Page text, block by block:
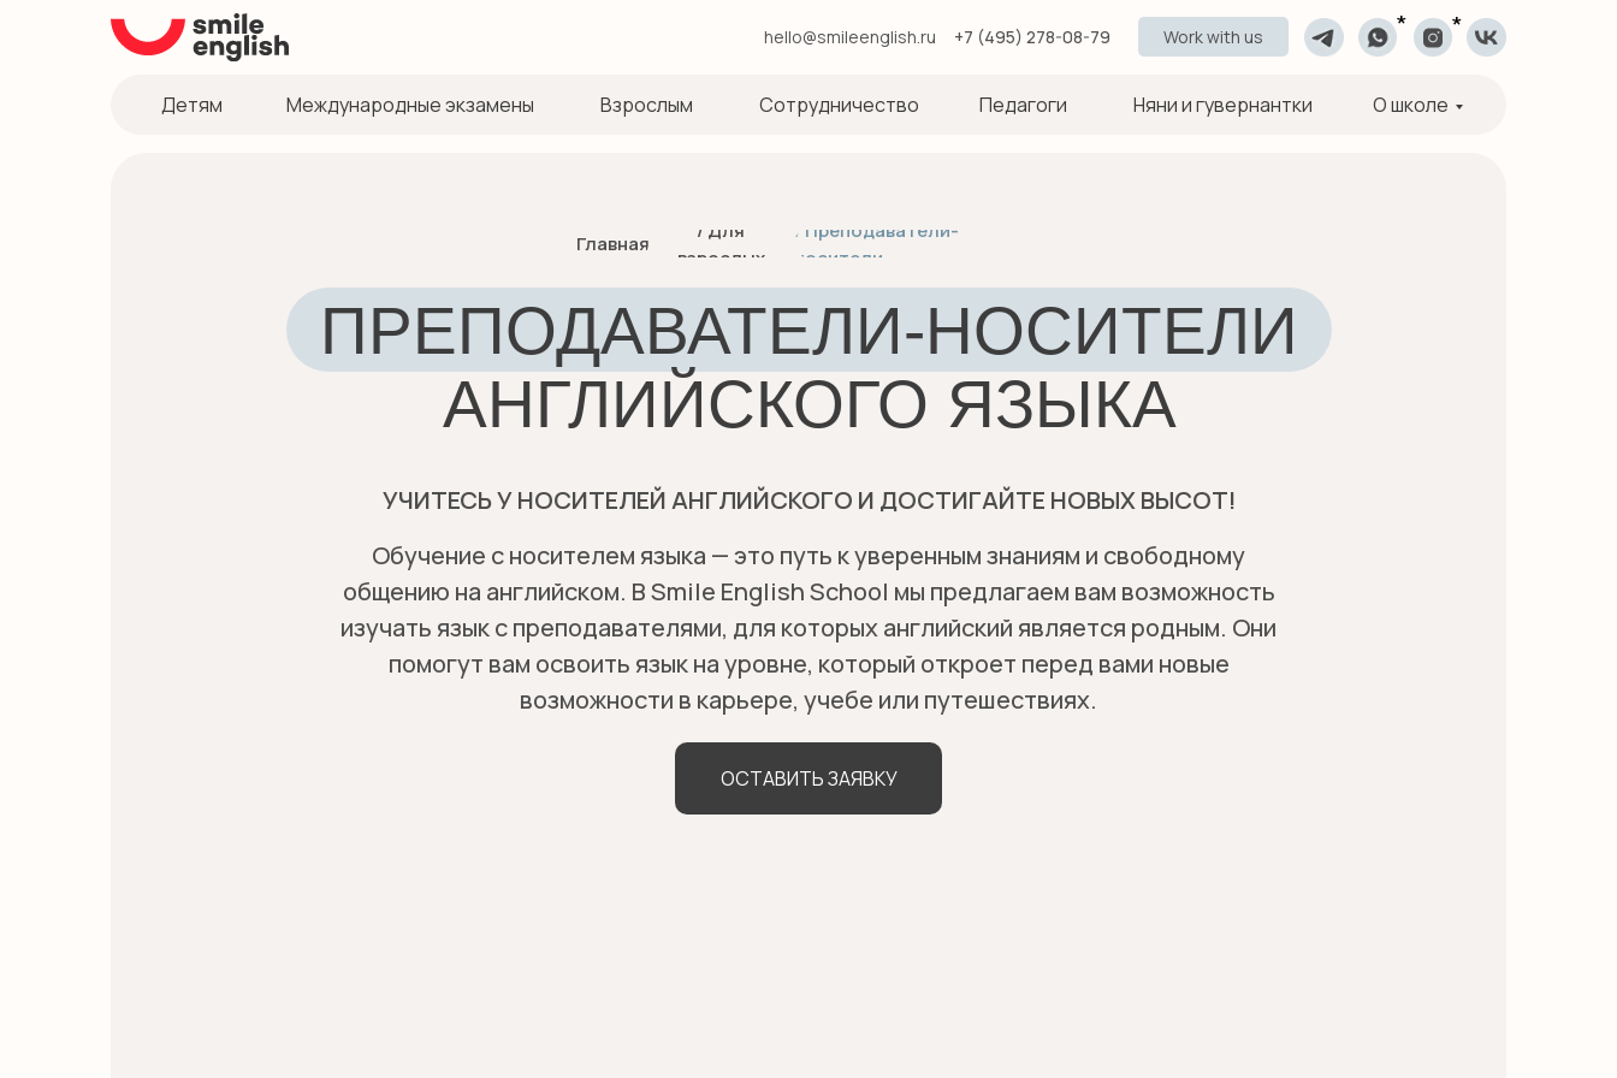
Детям Международные экзамены Взрослым Сотрудничество Педагоги Няни и гувернантки О школе
+7 (495) 278-08-79
hello@smileenglish.ru Work with us * *
Обучение с носителем языка — это путь к уверенным знаниям и свободному
общению на английском. В Smile English School мы предлагаем вам возможность
изучать язык с преподавателями, для которых английский является родным. Они
помогут вам освоить язык на уровне, который откроет перед вами новые
возможности в карьере, учебе или путешествиях.
ПРЕПОДАВАТЕЛИ-НОСИТЕЛИ
АНГЛИЙСКОГО ЯЗЫКА
УЧИТЕСЬ У НОСИТЕЛЕЙ АНГЛИЙСКОГО И ДОСТИГАЙТЕ НОВЫХ ВЫСОТ!
ОСТАВИТЬ ЗАЯВКУ
/ Преподаватели-
носители
Главная
/ Для
взрослых